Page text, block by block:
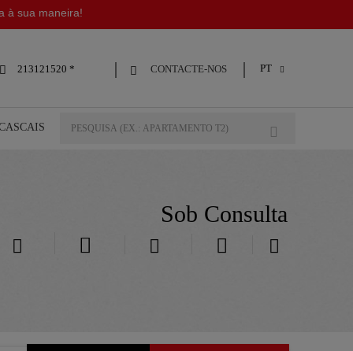
PT 
CONTACTE-NOS
 213121520 * 
à sua maneira!
Sob Consulta
    